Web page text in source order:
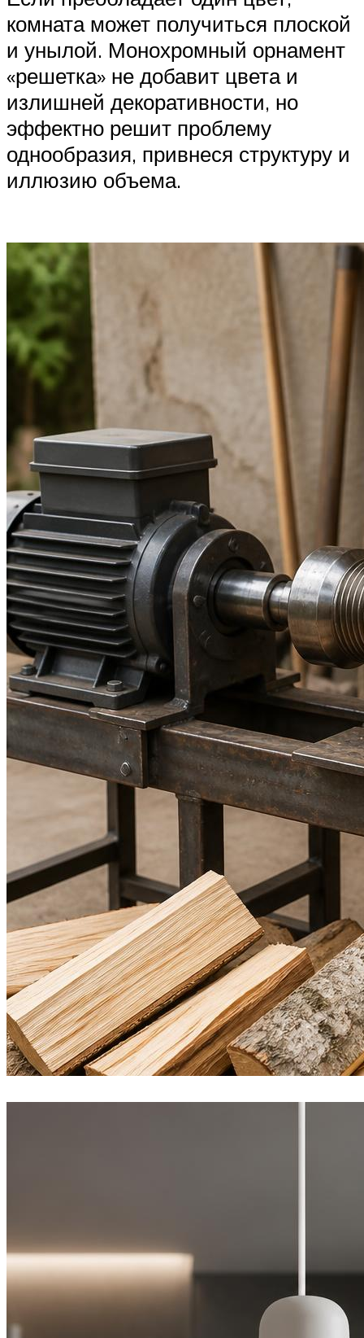
комната может получиться плоской
и унылой. Монохромный орнамент
«решетка» не добавит цвета и
излишней декоративности, но
эффектно решит проблему
однообразия, привнеся структуру и
иллюзию объема.